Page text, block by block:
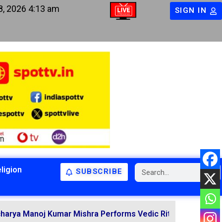
2026 4:13 am SIGN IN
SUBSCRIBE
Kumar Mishra Performs Vedic Rituals for the
LATEST NEWS
NATIONAL
RELIGION